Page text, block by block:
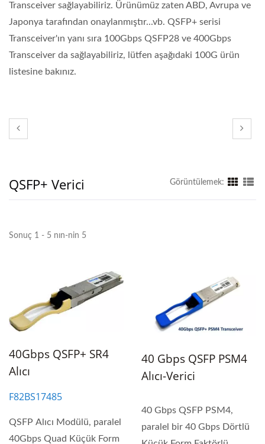
Transceiver sağlayabiliriz. Ürünümüz zaten ABD, Avrupa ve
Japonya tarafından onaylanmıştır...vb. QSFP+ serisi
Transceiver'ın yanı sıra 100Gbps QSFP28 ve 400Gbps
Transceiver da sağlayabiliriz, lütfen aşağıdaki 100G ürün
listesine bakınız.
QSFP+ Verici Görüntülemek:
Sonuç 1 - 5 nın-nin 5
40Gbps QSFP+ SR4
Alıcı
F82BS17485
QSFP Alıcı Modülü, paralel
40Gbps Quad Küçük Form
40 Gbps QSFP PSM4
Alıcı-Verici
40 Gbps QSFP PSM4,
paralel bir 40 Gbps Dörtlü